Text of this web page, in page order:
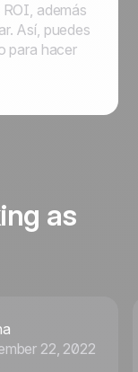
además
Así, puedes
para hacer
as
22, 2022